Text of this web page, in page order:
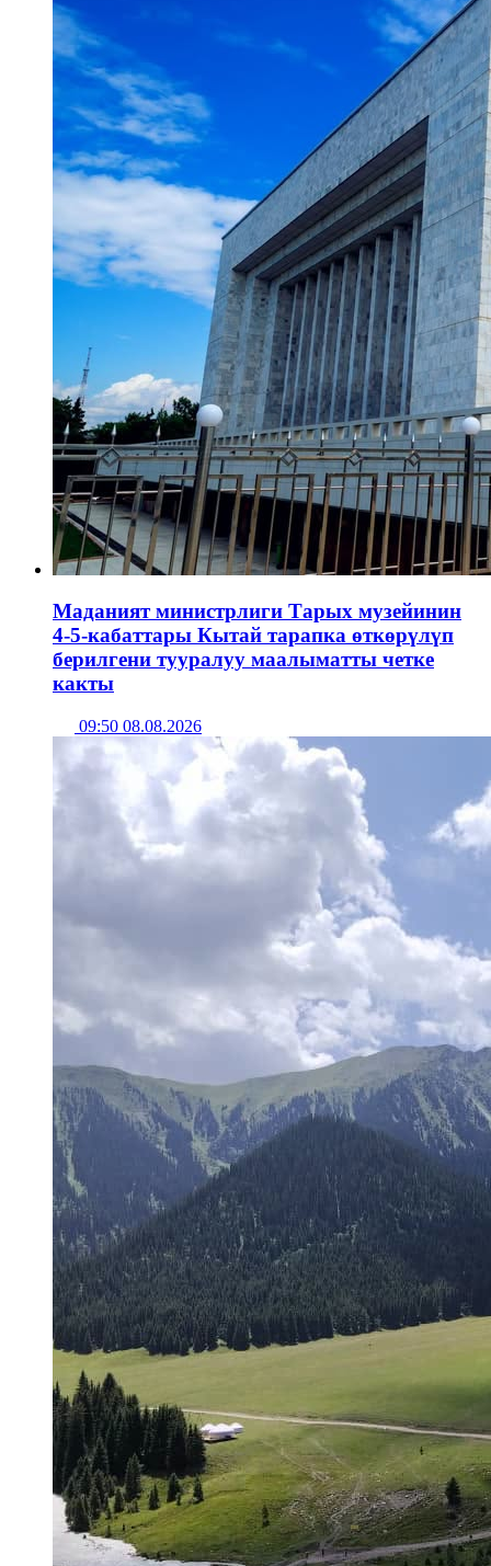
Маданият министрлиги Тарых музейинин
4-5-кабаттары Кытай тарапка өткөрүлүп
берилгени тууралуу маалыматты четке
какты
09:50 08.08.2026